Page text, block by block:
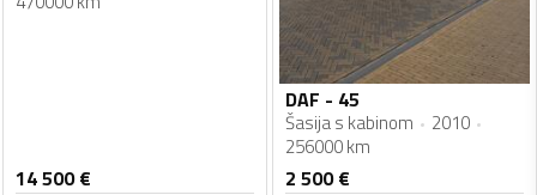
14 500€
DAF - 45
Šasija s kabinom
2010
256000 km
2 500€